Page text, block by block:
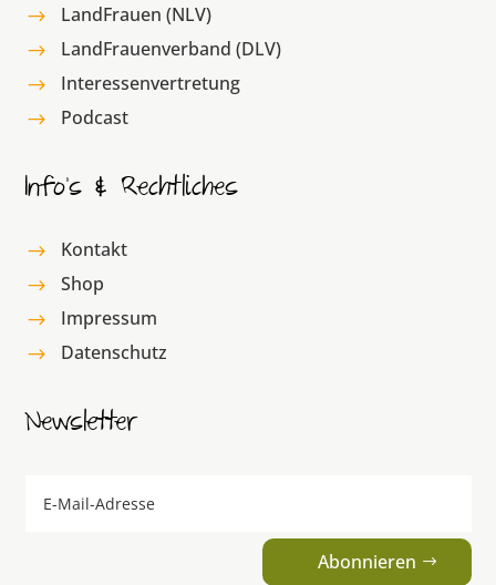
$ LandFrauen (NLV)
$ LandFrauenverband (DLV)
$ Interessenvertretung
$ Podcast
Info’s & Rechtliches
$ Kontakt
$ Shop
$ Impressum
$ Datenschutz
Newsletter
Abonnieren